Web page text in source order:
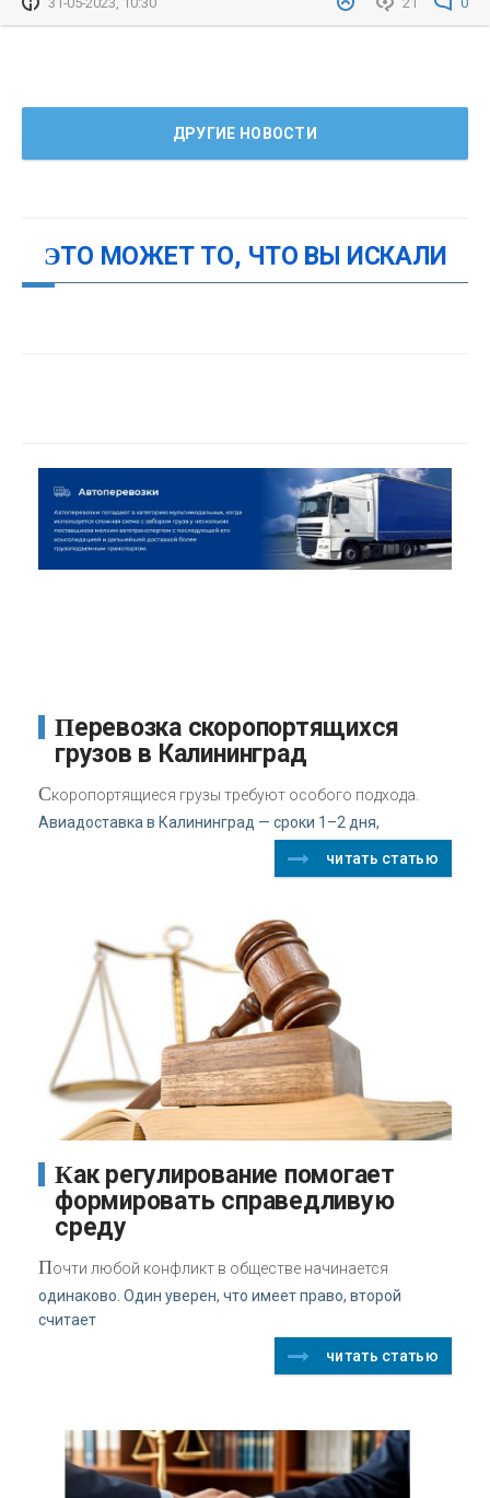
ДРУГИЕ НОВОСТИ
ЭТО МОЖЕТ ТО, ЧТО ВЫ ИСКАЛИ
Перевозка скоропортящихся
грузов в Калининград
Скоропортящиеся грузы требуют особого подхода.
Авиадоставка в Калининград — сроки 1–2 дня,
читать статью
Как регулирование помогает
формировать справедливую
среду
Почти любой конфликт в обществе начинается
одинаково. Один уверен, что имеет право, второй
считает
читать статью